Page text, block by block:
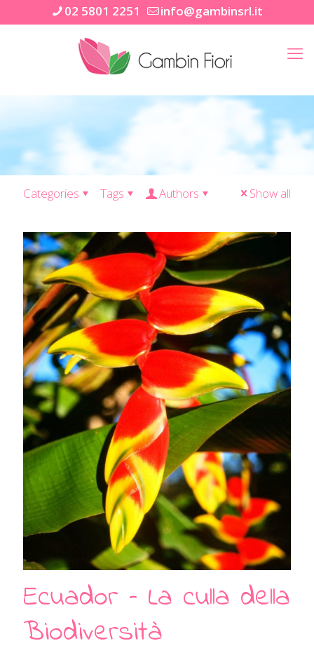
02 5801 2251 info@gambinsrl.it
Categories Tags Authors Show all
Ecuador – La culla della
Biodiversità